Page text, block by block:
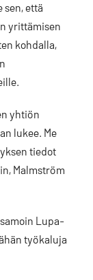
sen, että
yrittämisen
kohdalla,
yhtiön
lukee. Me
tiedot
Malmström
Lupa-
työkaluja